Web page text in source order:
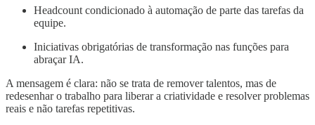
Headcount condicionado à automação de parte das tarefas da
equipe.
Iniciativas obrigatórias de transformação nas funções para
abraçar IA.
A mensagem é clara: não se trata de remover talentos, mas de
redesenhar o trabalho para liberar a criatividade e resolver problemas
reais e não tarefas repetitivas.